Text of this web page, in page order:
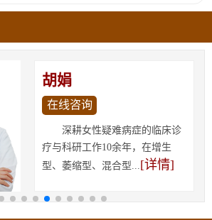
胡娟
在线咨询
深耕女性疑难病症的临床诊
疗与科研工作10余年，在增生
型、萎缩型、混合型...[详情]